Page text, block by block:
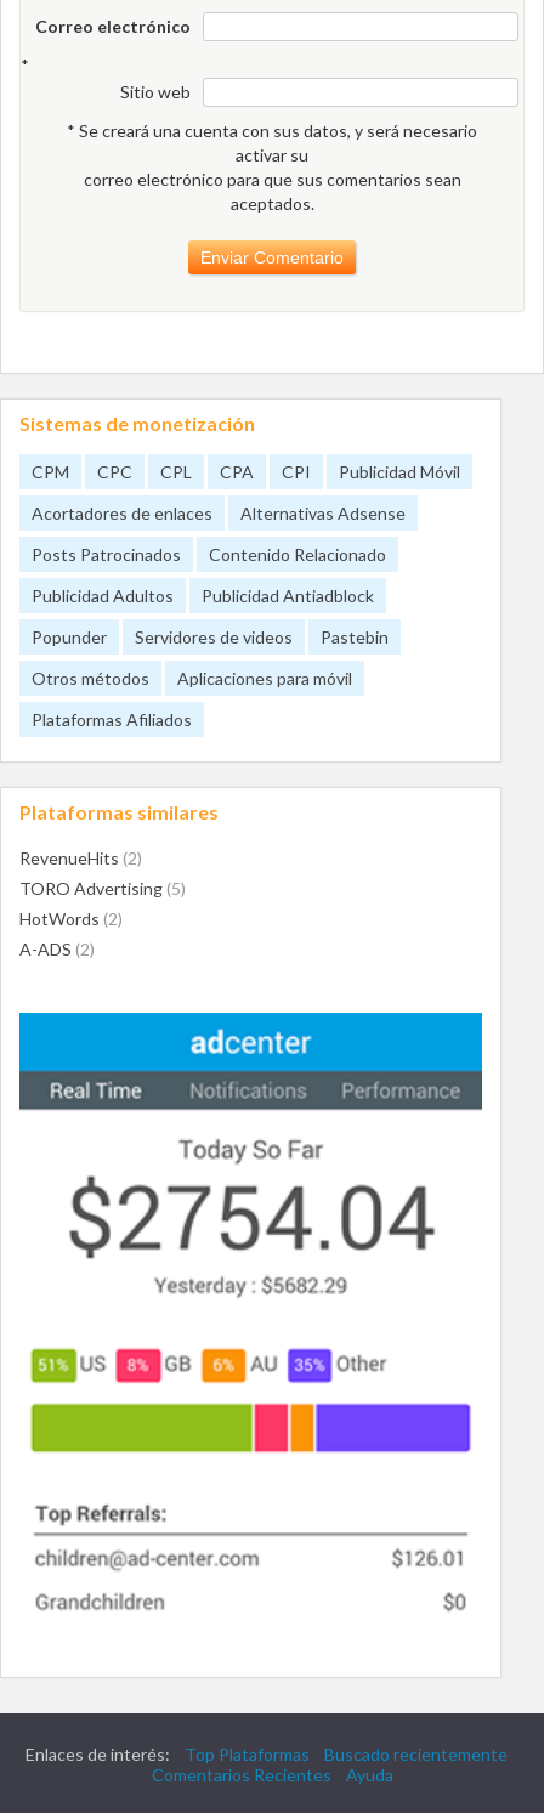
Correo electrónico
*
Sitio web
* Se creará una cuenta con sus datos, y será necesario
activar su
correo electrónico para que sus comentarios sean
aceptados.
Sistemas de monetización
CPM CPC CPL CPA CPI
Publicidad Móvil
Acortadores de enlaces
Alternativas Adsense
Posts Patrocinados
Contenido Relacionado
Publicidad Adultos
Publicidad Antiadblock
Popunder
Servidores de videos
Pastebin
Otros métodos
Aplicaciones para móvil
Plataformas Afiliados
Plataformas similares
RevenueHits (2)
TORO Advertising (5)
HotWords (2)
A-ADS (2)
Enlaces de interés: Top Plataformas
Buscado recientemente
Comentarios Recientes
Ayuda